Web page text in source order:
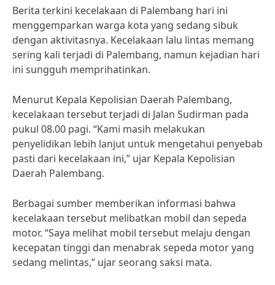
Berita terkini kecelakaan di Palembang hari ini
menggemparkan warga kota yang sedang sibuk
dengan aktivitasnya. Kecelakaan lalu lintas memang
sering kali terjadi di Palembang, namun kejadian hari
ini sungguh memprihatinkan.
Menurut Kepala Kepolisian Daerah Palembang,
kecelakaan tersebut terjadi di Jalan Sudirman pada
pukul 08.00 pagi. “Kami masih melakukan
penyelidikan lebih lanjut untuk mengetahui penyebab
pasti dari kecelakaan ini,” ujar Kepala Kepolisian
Daerah Palembang.
Berbagai sumber memberikan informasi bahwa
kecelakaan tersebut melibatkan mobil dan sepeda
motor. “Saya melihat mobil tersebut melaju dengan
kecepatan tinggi dan menabrak sepeda motor yang
sedang melintas,” ujar seorang saksi mata.